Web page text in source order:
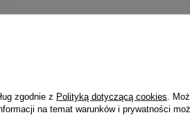
zgodnie z Polityką dotyczącą cookies .
na temat warunków i prywatności